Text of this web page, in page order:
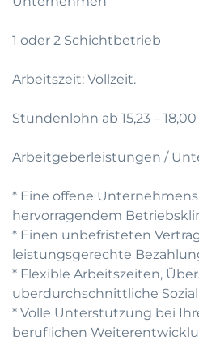
1 oder 2 Schichtbetrieb
Arbeitszeit: Vollzeit.
Stundenlohn ab 15,23 –
Arbeitgeberleistungen /
* Eine offene
hervorragendem
* Einen unbefristeten
leistungsgerechte
* Flexible Arbeitszeiten,
uberdurchschnittliche
* Volle Unterstutzung bei
beruflichen